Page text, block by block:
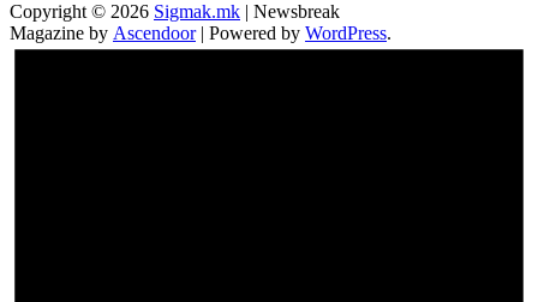
Copyright © 2026 Sigmak.mk | Newsbreak
Magazine by Ascendoor| Powered by WordPress.